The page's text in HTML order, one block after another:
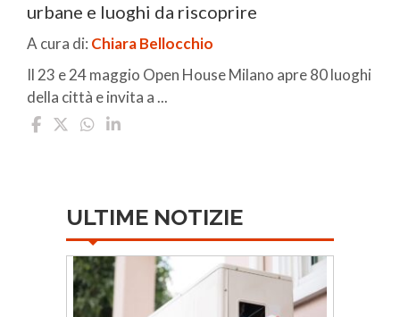
urbane e luoghi da riscoprire
A cura di: Chiara Bellocchio
Il 23 e 24 maggio Open House Milano apre 80 luoghi
della città e invita a ...
ULTIME NOTIZIE